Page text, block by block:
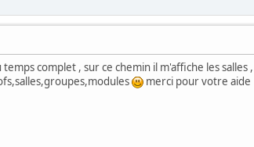
complet , sur ce chemin il m'affiche les
merci pour votre aide